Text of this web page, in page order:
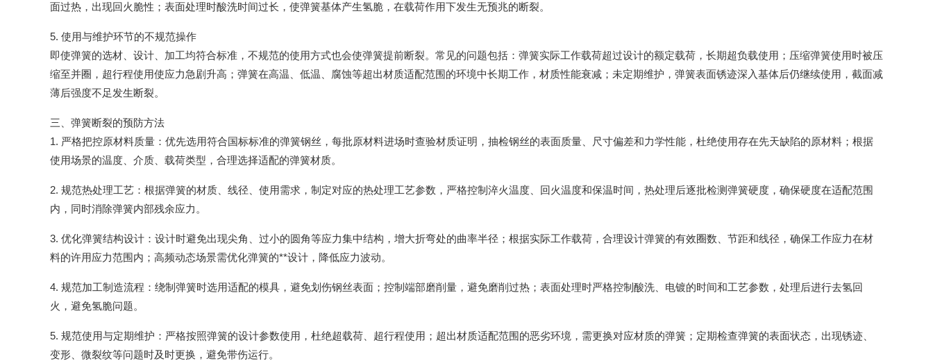
面过热，出现回火脆性；表面处理时酸洗时间过长，使弹簧基体产生氢脆，在载荷作用下发生无预兆的断裂。
5. 使用与维护环节的不规范操作
即使弹簧的选材、设计、加工均符合标准，不规范的使用方式也会使弹簧提前断裂。常见的问题包括：弹簧实际工作载荷超过设计的额定载荷，长期超负载使用；压缩弹簧使用时被压
缩至并圈，超行程使用使应力急剧升高；弹簧在高温、低温、腐蚀等超出材质适配范围的环境中长期工作，材质性能衰减；未定期维护，弹簧表面锈迹深入基体后仍继续使用，截面减
薄后强度不足发生断裂。
三、弹簧断裂的预防方法
1. 严格把控原材料质量：优先选用符合国标标准的弹簧钢丝，每批原材料进场时查验材质证明，抽检钢丝的表面质量、尺寸偏差和力学性能，杜绝使用存在先天缺陷的原材料；根据
使用场景的温度、介质、载荷类型，合理选择适配的弹簧材质。
2. 规范热处理工艺：根据弹簧的材质、线径、使用需求，制定对应的热处理工艺参数，严格控制淬火温度、回火温度和保温时间，热处理后逐批检测弹簧硬度，确保硬度在适配范围
内，同时消除弹簧内部残余应力。
3. 优化弹簧结构设计：设计时避免出现尖角、过小的圆角等应力集中结构，增大折弯处的曲率半径；根据实际工作载荷，合理设计弹簧的有效圈数、节距和线径，确保工作应力在材
料的许用应力范围内；高频动态场景需优化弹簧的**设计，降低应力波动。
4. 规范加工制造流程：绕制弹簧时选用适配的模具，避免划伤钢丝表面；控制端部磨削量，避免磨削过热；表面处理时严格控制酸洗、电镀的时间和工艺参数，处理后进行去氢回
火，避免氢脆问题。
5. 规范使用与定期维护：严格按照弹簧的设计参数使用，杜绝超载荷、超行程使用；超出材质适配范围的恶劣环境，需更换对应材质的弹簧；定期检查弹簧的表面状态，出现锈迹、
变形、微裂纹等问题时及时更换，避免带伤运行。